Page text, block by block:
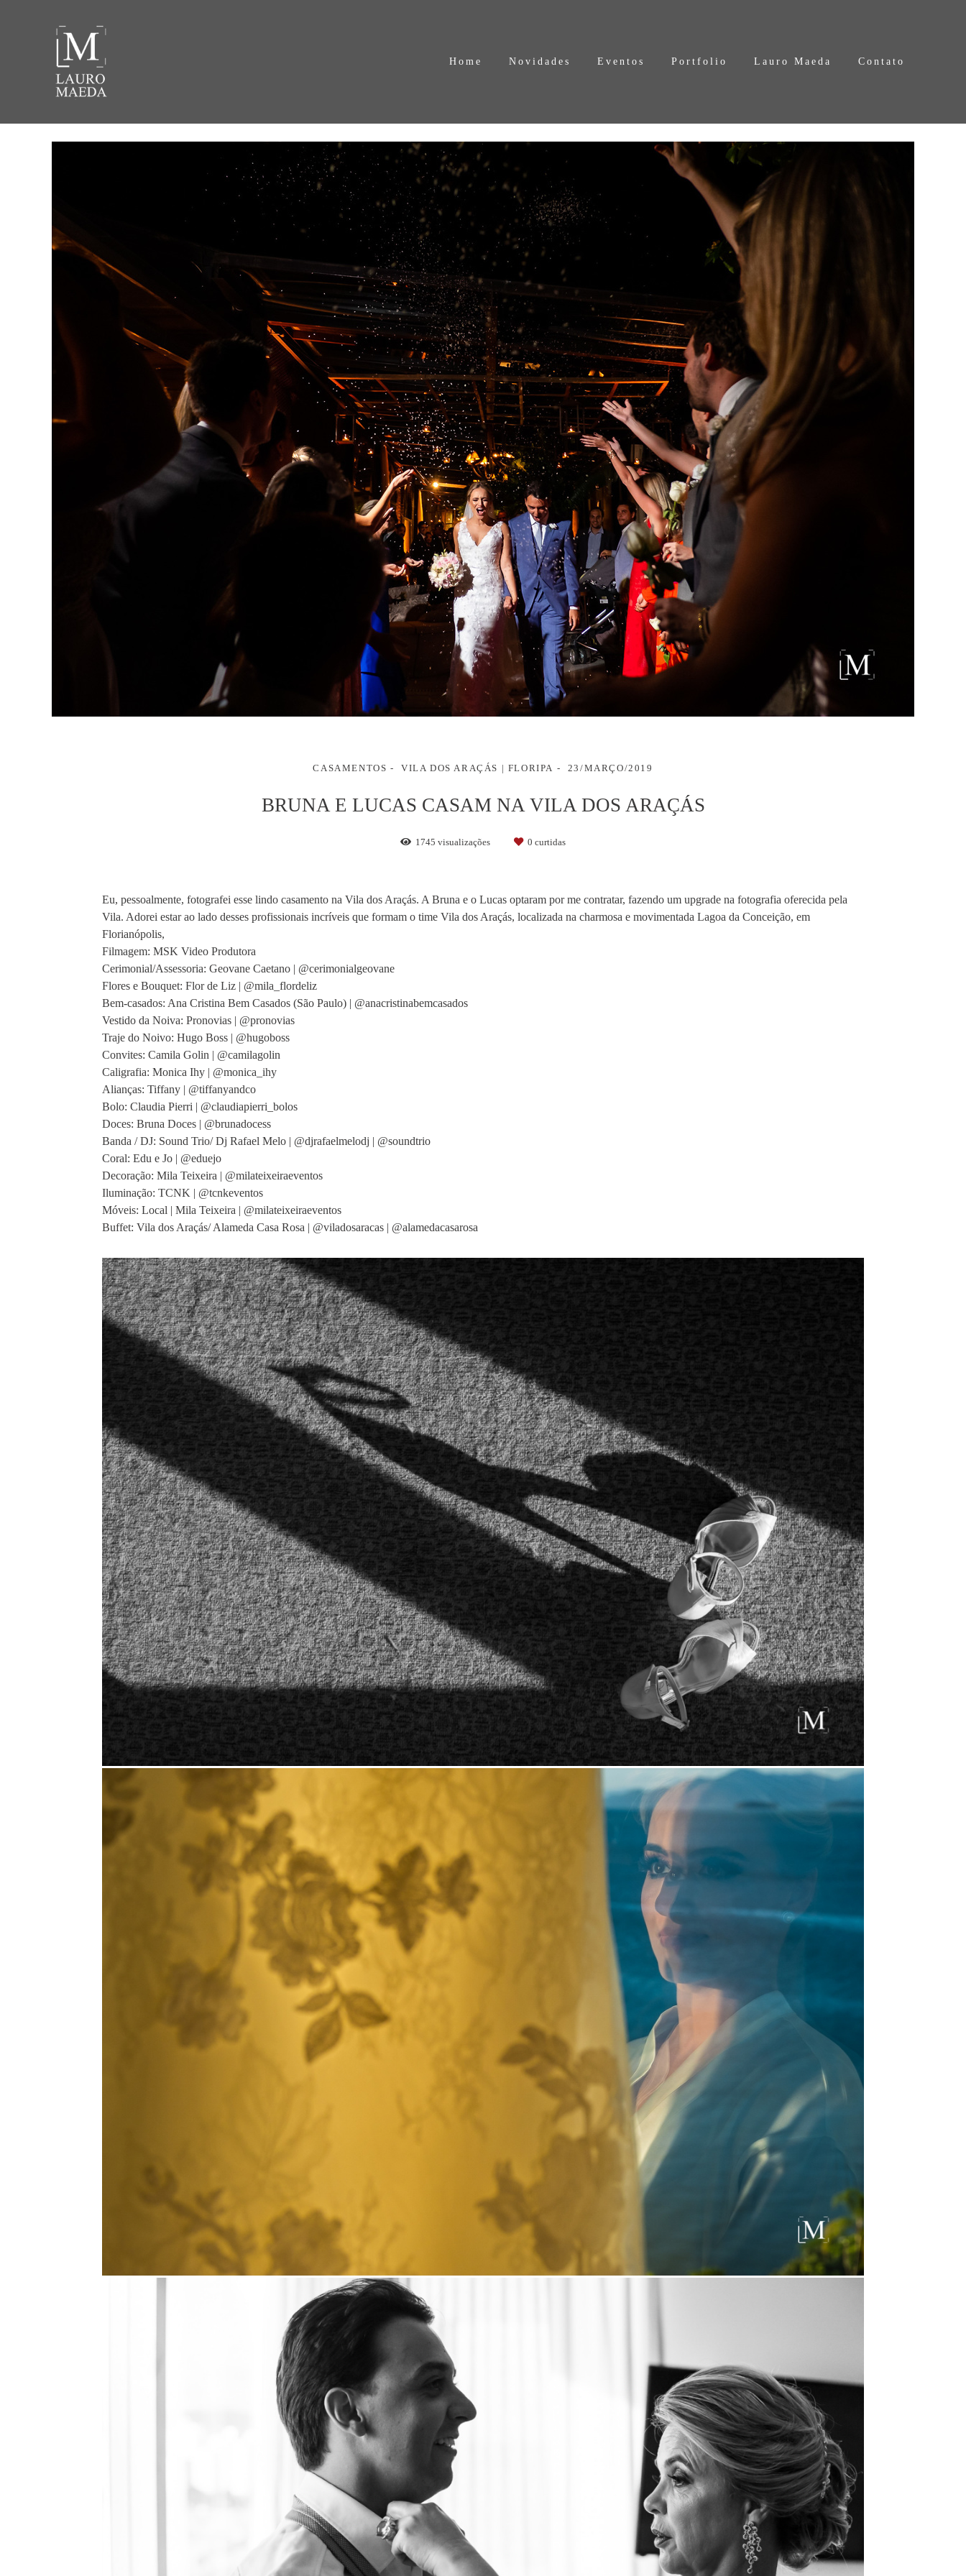
Home Novidades Eventos Portfolio Lauro Maeda Contato
CASAMENTOS VILA DOS ARAÇÁS | FLORIPA 23/MARÇO/2019
BRUNA E LUCAS CASAM NA VILA DOS ARAÇÁS
1745 visualizações 0 curtidas
Eu, pessoalmente, fotografei esse lindo casamento na Vila dos Araçás. A Bruna e o Lucas optaram por me contratar, fazendo um upgrade na fotografia oferecida pela
Vila. Adorei estar ao lado desses profissionais incríveis que formam o time Vila dos Araçás, localizada na charmosa e movimentada Lagoa da Conceição, em
Florianópolis,
Filmagem: MSK Video Produtora
Cerimonial/Assessoria: Geovane Caetano | @cerimonialgeovane
Flores e Bouquet: Flor de Liz | @mila_flordeliz
Bem-casados: Ana Cristina Bem Casados (São Paulo) | @anacristinabemcasados
Vestido da Noiva: Pronovias | @pronovias
Traje do Noivo: Hugo Boss | @hugoboss
Convites: Camila Golin | @camilagolin
Caligrafia: Monica Ihy | @monica_ihy
Alianças: Tiffany | @tiffanyandco
Bolo: Claudia Pierri | @claudiapierri_bolos
Doces: Bruna Doces | @brunadocess
Banda / DJ: Sound Trio/ Dj Rafael Melo | @djrafaelmelodj | @soundtrio
Coral: Edu e Jo | @eduejo
Decoração: Mila Teixeira | @milateixeiraeventos
Iluminação: TCNK | @tcnkeventos
Móveis: Local | Mila Teixeira | @milateixeiraeventos
Buffet: Vila dos Araçás/ Alameda Casa Rosa | @viladosaracas | @alamedacasarosa